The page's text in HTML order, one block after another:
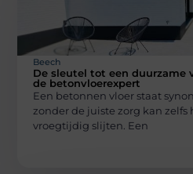
Beech
De sleutel tot een duurzame
de betonvloerexpert
Een betonnen vloer staat
zonder de juiste zorg kan zelfs
vroegtijdig slijten. Een